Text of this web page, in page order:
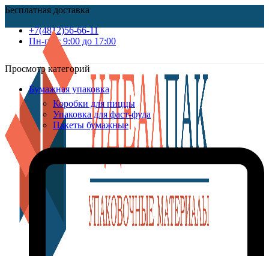
Бесплатная доставка
+7(4812)56-66-11
Пн-пт c 9:00 до 17:00
Просмотр категорий
Бумажная упаковка
Коробки для пиццы
Упаковка для фаст-фуда
Пакеты бумажные